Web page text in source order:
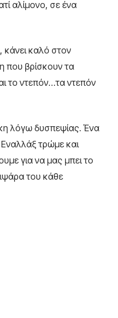
αλίμονο, σε ένα
κάνει καλό στον
που βρίσκουν τα
το ντεπόν…τα ντεπόν
λόγω δυσπεψίας. Ένα
Εναλλάξ τρώμε και
για να μας μπει το
του κάθε